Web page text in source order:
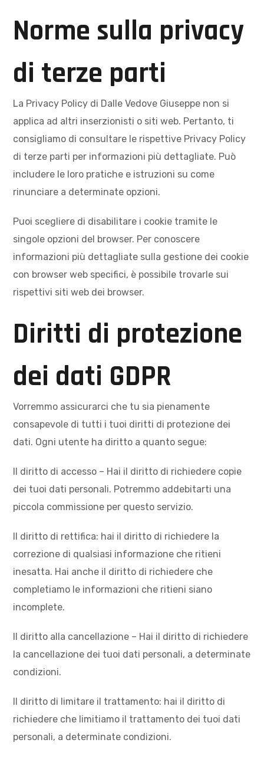
Norme sulla privacy
di terze parti
La Privacy Policy di Dalle Vedove Giuseppe non si
applica ad altri inserzionisti o siti web. Pertanto, ti
consigliamo di consultare le rispettive Privacy Policy
di terze parti per informazioni più dettagliate. Può
includere le loro pratiche e istruzioni su come
rinunciare a determinate opzioni.
Puoi scegliere di disabilitare i cookie tramite le
singole opzioni del browser. Per conoscere
informazioni più dettagliate sulla gestione dei cookie
con browser web specifici, è possibile trovarle sui
rispettivi siti web dei browser.
Diritti di protezione
dei dati GDPR
Vorremmo assicurarci che tu sia pienamente
consapevole di tutti i tuoi diritti di protezione dei
dati. Ogni utente ha diritto a quanto segue:
Il diritto di accesso – Hai il diritto di richiedere copie
dei tuoi dati personali. Potremmo addebitarti una
piccola commissione per questo servizio.
Il diritto di rettifica: hai il diritto di richiedere la
correzione di qualsiasi informazione che ritieni
inesatta. Hai anche il diritto di richiedere che
completiamo le informazioni che ritieni siano
incomplete.
Il diritto alla cancellazione – Hai il diritto di richiedere
la cancellazione dei tuoi dati personali, a determinate
condizioni.
Il diritto di limitare il trattamento: hai il diritto di
richiedere che limitiamo il trattamento dei tuoi dati
personali, a determinate condizioni.